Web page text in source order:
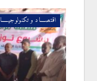
اقتصــــاد و تكنولوجيـــــا